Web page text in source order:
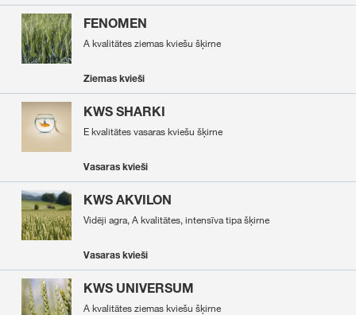
FENOMEN
A kvalitātes ziemas kviešu šķirne
Ziemas kvieši
KWS SHARKI
E kvalitātes vasaras kviešu šķirne
Vasaras kvieši
KWS AKVILON
Vidēji agra, A kvalitātes, intensīva tipa šķirne
Vasaras kvieši
KWS UNIVERSUM
A kvalitātes ziemas kviešu šķirne